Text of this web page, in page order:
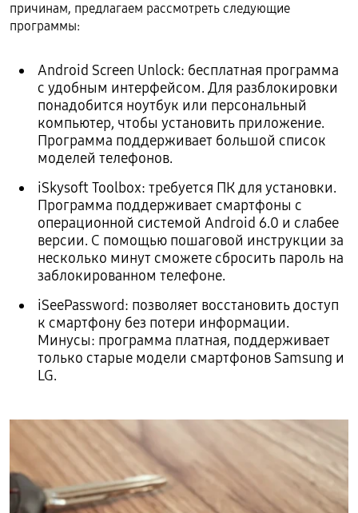
причинам, предлагаем рассмотреть следующие
программы:
Android Screen Unlock: бесплатная программа
с удобным интерфейсом. Для разблокировки
понадобится ноутбук или персональный
компьютер, чтобы установить приложение.
Программа поддерживает большой список
моделей телефонов.
iSkysoft Toolbox: требуется ПК для установки.
Программа поддерживает смартфоны с
операционной системой Android 6.0 и слабее
версии. С помощью пошаговой инструкции за
несколько минут сможете сбросить пароль на
заблокированном телефоне.
iSeePassword: позволяет восстановить доступ
к смартфону без потери информации.
Минусы: программа платная, поддерживает
только старые модели смартфонов Samsung и
LG.